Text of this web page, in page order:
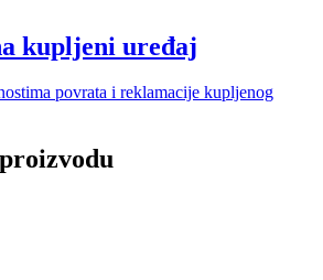
kupljeni uređaj
povrata i reklamacije kupljenog